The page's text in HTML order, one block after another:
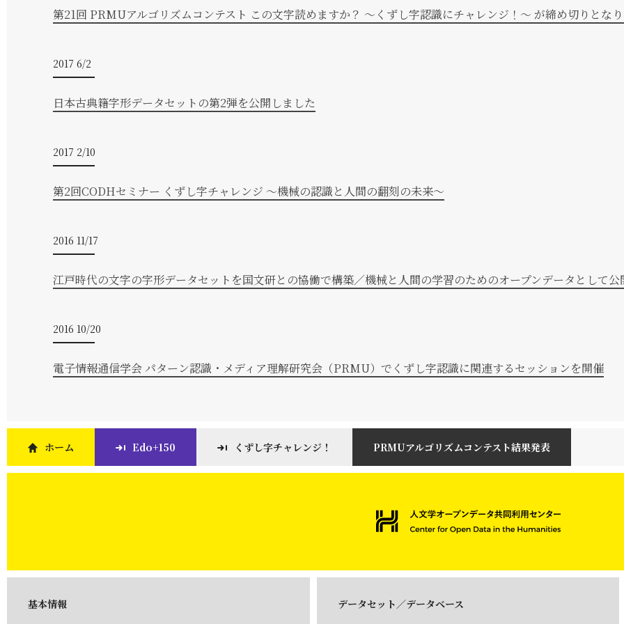
第21回 PRMUアルゴリズムコンテスト この文字読めますか？ 〜くずし字認識にチャレンジ！〜 が締め切りとな
2017 6/2
日本古典籍字形データセットの第2弾を公開しました
2017 2/10
第2回CODHセミナー くずし字チャレンジ 〜機械の認識と人間の翻刻の未来〜
2016 11/17
江戸時代の文字の字形データセットを国文研との協働で構築／機械と人間の学習のためのオープンデータとして公
2016 10/20
電子情報通信学会 パターン認識・メディア理解研究会（PRMU）でくずし字認識に関連するセッションを開催
ホーム Edo+150 くずし字チャレンジ！ PRMUアルゴリズムコンテスト結果発表
基本情報 データセット／データベース